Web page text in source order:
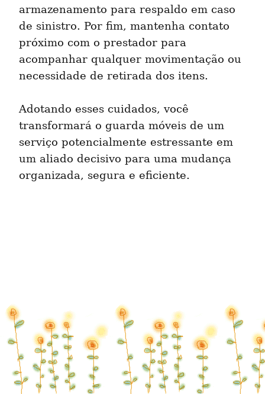
armazenamento para respaldo em caso
de sinistro. Por fim, mantenha contato
próximo com o prestador para
acompanhar qualquer movimentação ou
necessidade de retirada dos itens.
Adotando esses cuidados, você
transformará o guarda móveis de um
serviço potencialmente estressante em
um aliado decisivo para uma mudança
organizada, segura e eficiente.